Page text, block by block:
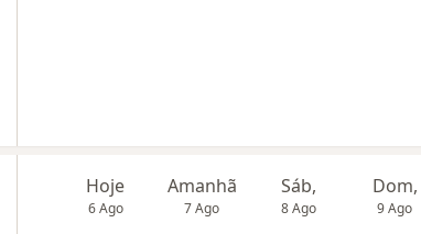
Hoje
6 Ago
Amanhã
7 Ago
Sáb,
8 Ago
Dom,
9 Ago